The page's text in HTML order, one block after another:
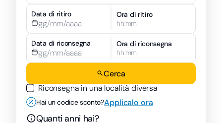
Data di ritiro
Ora di ritiro
hh:mm
Data di riconsegna
Ora di riconsegna
hh:mm
Cerca
Riconsegna in una località diversa
Hai un codice sconto?Applicalo ora
Quanti anni hai?